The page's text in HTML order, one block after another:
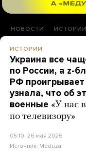
НОВОСТИ ИСТОРИИ
ИСТОРИИ
Украина все
по России, а z-
РФ проигрывает
узнала, что об
военные «У нас
по телевизору»
05:10, 26 мая 2026
Источник: Meduza